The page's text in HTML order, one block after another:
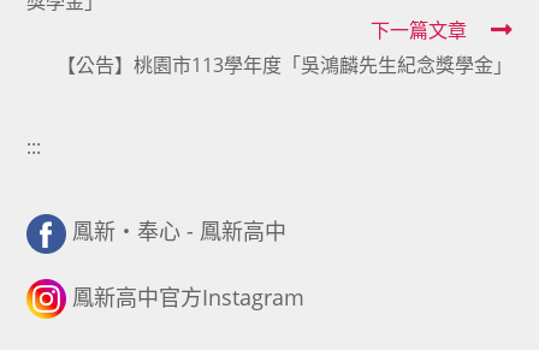
articles
下一篇文章
【公告】桃園市113學年度「吳鴻麟先生紀念獎學金」
:::
鳳新・奉心 - 鳳新高中
鳳新高中官方Instagram